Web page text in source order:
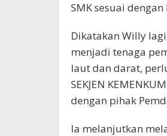
SMK sesuai
Dikatakan Willy
menjadi tenaga
laut dan darat,
SEKJEN
dengan pihak
Ia melanjutkan